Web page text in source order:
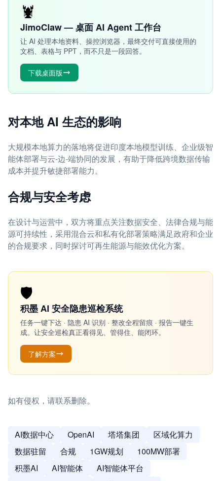
🦞
JimoClaw — 桌面 AI Agent 工作台
让 AI 处理本地资料、操控浏览器，最终交付可直接使用的
文档、表格与 PPT，而不只是一段回答。
下载桌面版
对本地 AI 生态的影响
大规模本地算力的落地将促进印度本地模型训练、企业级智
能体部署与云-边-端协同的发展，有助于降低跨境数据传输
成本并提升敏捷部署能力。
合规与安全考虑
在设计与运营中，双方将重点关注数据安全、法律合规与能
源可持续性，采用混合云和私有化部署策略满足政府和企业
的合规要求，同时探讨可再生能源与能效优化方案。
🛡️
积墨 AI 安全隐患巡检系统
任务一键下达 · 隐患 AI 识别 · 整改全程留痕 · 报告一键生
成。让安全巡检真正看得见、管得住、能闭环。
了解方案
如有侵权，请联系删除。
AI数据中心 OpenAI 塔塔集团
区域化算力
数据驻留
合规 1GW规划
100MW部署
积墨AI
AI智能体
AI智能体平台